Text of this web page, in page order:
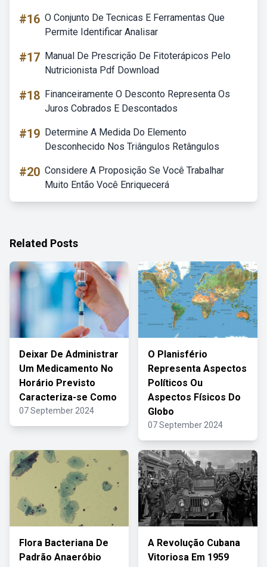
#16 O Conjunto De Tecnicas E Ferramentas Que
Permite Identificar Analisar
#17 Manual De Prescrição De Fitoterápicos Pelo
Nutricionista Pdf Download
#18 Financeiramente O Desconto Representa Os
Juros Cobrados E Descontados
#19 Determine A Medida Do Elemento
Desconhecido Nos Triângulos Retângulos
#20 Considere A Proposição Se Você Trabalhar
Muito Então Você Enriquecerá
Related Posts
Deixar De Administrar
Um Medicamento No
Horário Previsto
Caracteriza-se Como
07 September 2024
O Planisfério
Representa Aspectos
Políticos Ou
Aspectos Físicos Do
Globo
07 September 2024
Flora Bacteriana De
Padrão Anaeróbio
A Revolução Cubana
Vitoriosa Em 1959